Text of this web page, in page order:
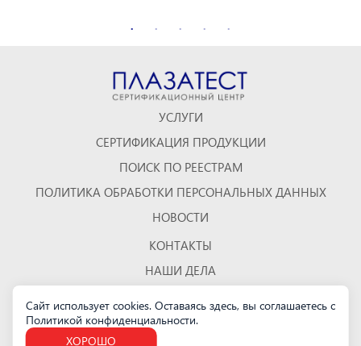
УСЛУГИ
СЕРТИФИКАЦИЯ ПРОДУКЦИИ
ПОИСК ПО РЕЕСТРАМ
ПОЛИТИКА ОБРАБОТКИ ПЕРСОНАЛЬНЫХ ДАННЫХ
НОВОСТИ
КОНТАКТЫ
НАШИ ДЕЛА
КАРТА САЙТА
Сайт использует cookies. Оставаясь здесь, вы соглашаетесь с
Политикой конфиденциальности.
ХОРОШО